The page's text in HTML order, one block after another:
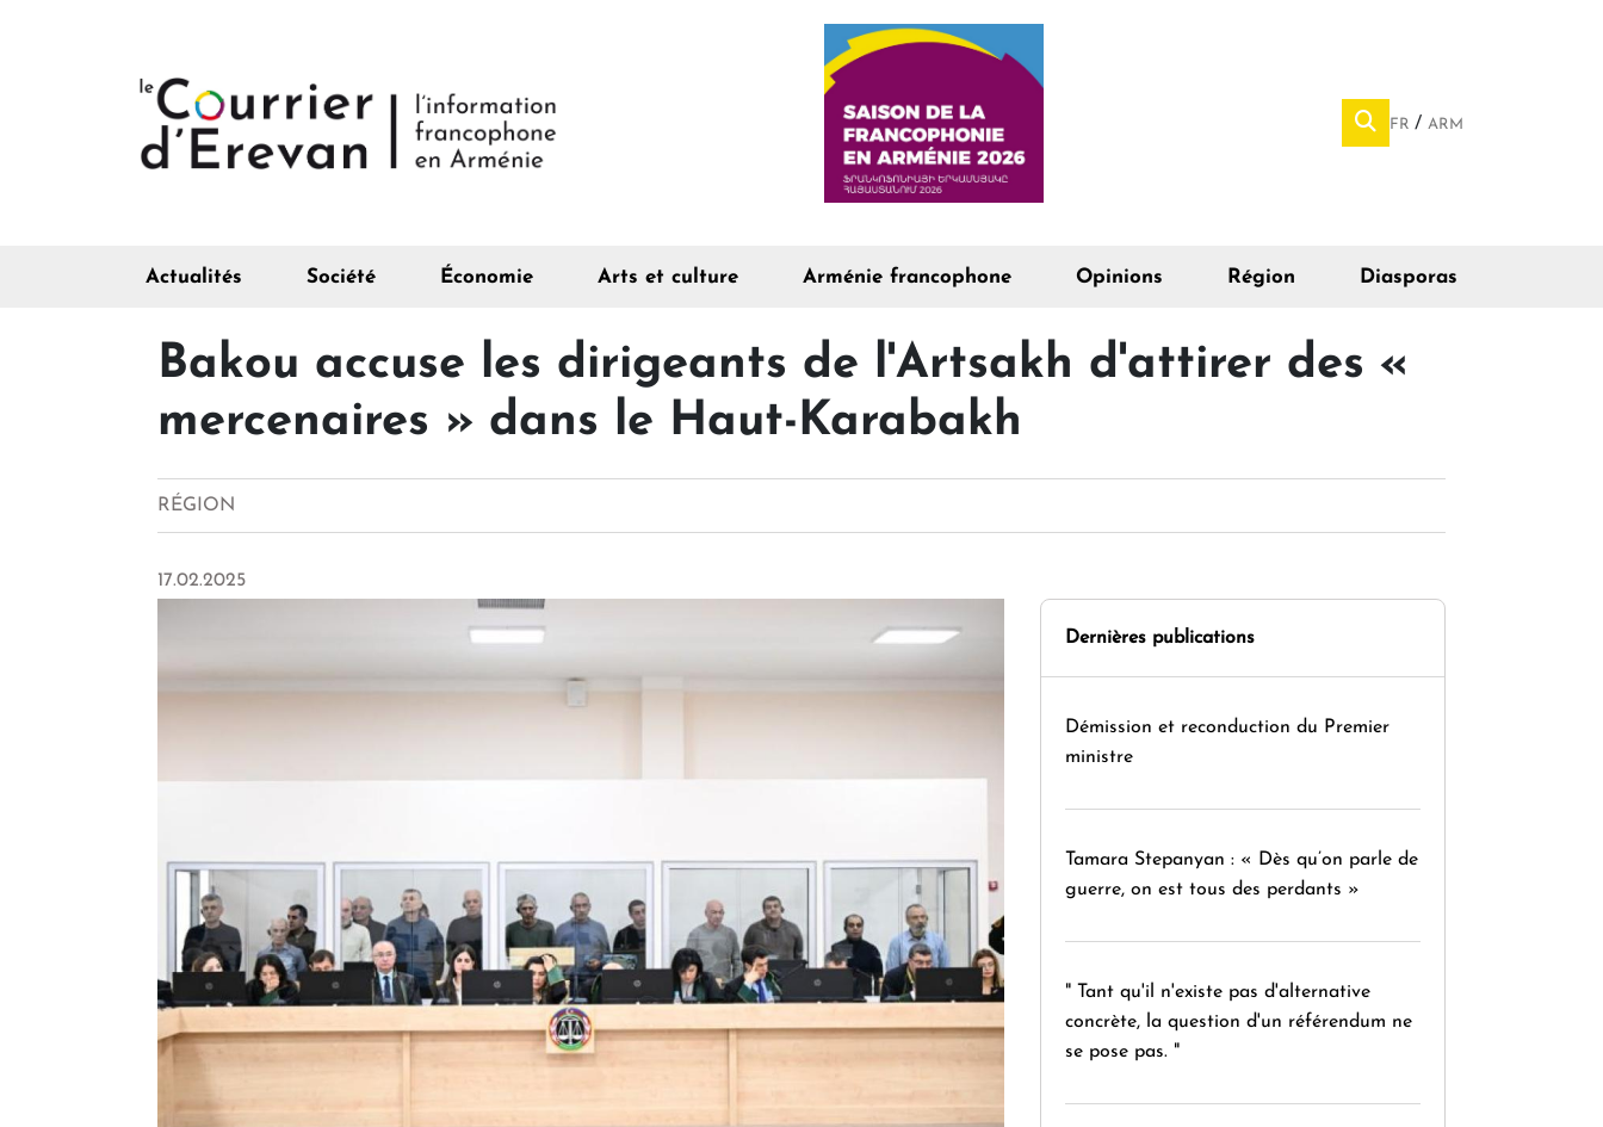
FR ARM
Actualités Société Économie Arts et culture Arménie francophone Opinions Région Diasporas
Bakou accuse les dirigeants de l'Artsakh d'attirer des «
mercenaires » dans le Haut-Karabakh
RÉGION
17.02.2025
Dernières publications
Démission et reconduction du Premier
ministre
Tamara Stepanyan : « Dès qu’on parle de
guerre, on est tous des perdants »
" Tant qu'il n'existe pas d'alternative
concrète, la question d'un référendum ne
se pose pas. "